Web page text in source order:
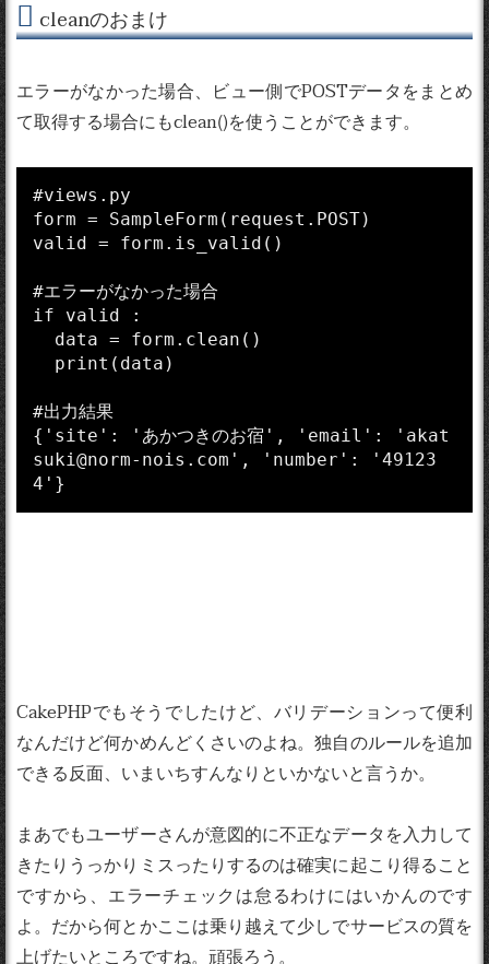
cleanのおまけ
エラーがなかった場合、ビュー側でPOSTデータをまとめ
て取得する場合にもclean()を使うことができます。
#views.py
form = SampleForm(request.POST)
valid = form.is_valid()
#エラーがなかった場合
if valid :
#出力結果
{'site': 'あかつきのお宿', 'email': 'akat
suki@norm-nois.com', 'number': '49123
CakePHPでもそうでしたけど、バリデーションって便利
なんだけど何かめんどくさいのよね。独自のルールを追加
できる反面、いまいちすんなりといかないと言うか。
まあでもユーザーさんが意図的に不正なデータを入力して
きたりうっかりミスったりするのは確実に起こり得ること
ですから、エラーチェックは怠るわけにはいかんのです
よ。だから何とかここは乗り越えて少しでサービスの質を
上げたいところですね。頑張ろう。